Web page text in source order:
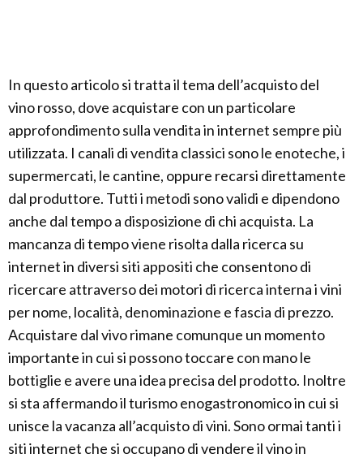
In questo articolo si tratta il tema dell’acquisto del
vino rosso, dove acquistare con un particolare
approfondimento sulla vendita in internet sempre più
utilizzata. I canali di vendita classici sono le enoteche, i
supermercati, le cantine, oppure recarsi direttamente
dal produttore. Tutti i metodi sono validi e dipendono
anche dal tempo a disposizione di chi acquista. La
mancanza di tempo viene risolta dalla ricerca su
internet in diversi siti appositi che consentono di
ricercare attraverso dei motori di ricerca interna i vini
per nome, località, denominazione e fascia di prezzo.
Acquistare dal vivo rimane comunque un momento
importante in cui si possono toccare con mano le
bottiglie e avere una idea precisa del prodotto. Inoltre
si sta affermando il turismo enogastronomico in cui si
unisce la vacanza all’acquisto di vini. Sono ormai tanti i
siti internet che si occupano di vendere il vino in